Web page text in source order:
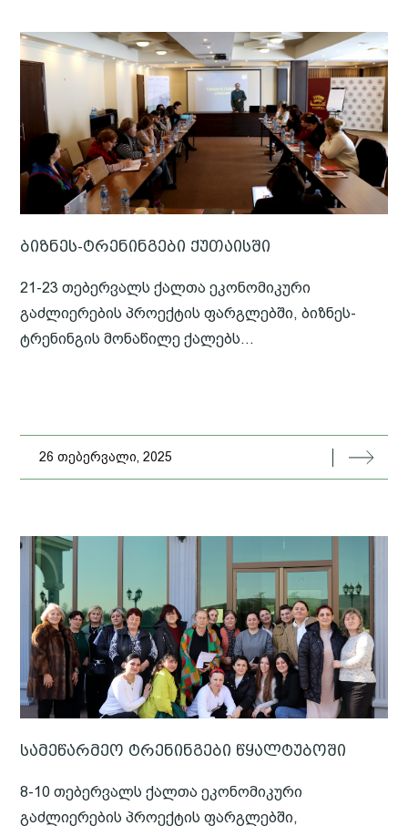
ბიზნეს-ტრენინგები ქუთაისში
21-23 თებერვალს ქალთა ეკონომიკური
გაძლიერების პროექტის ფარგლებში, ბიზნეს-
ტრენინგის მონაწილე ქალებს...
26 თებერვალი, 2025
სამეწარმეო ტრენინგები წყალტუბოში
8-10 თებერვალს ქალთა ეკონომიკური
გაძლიერების პროექტის ფარგლებში,